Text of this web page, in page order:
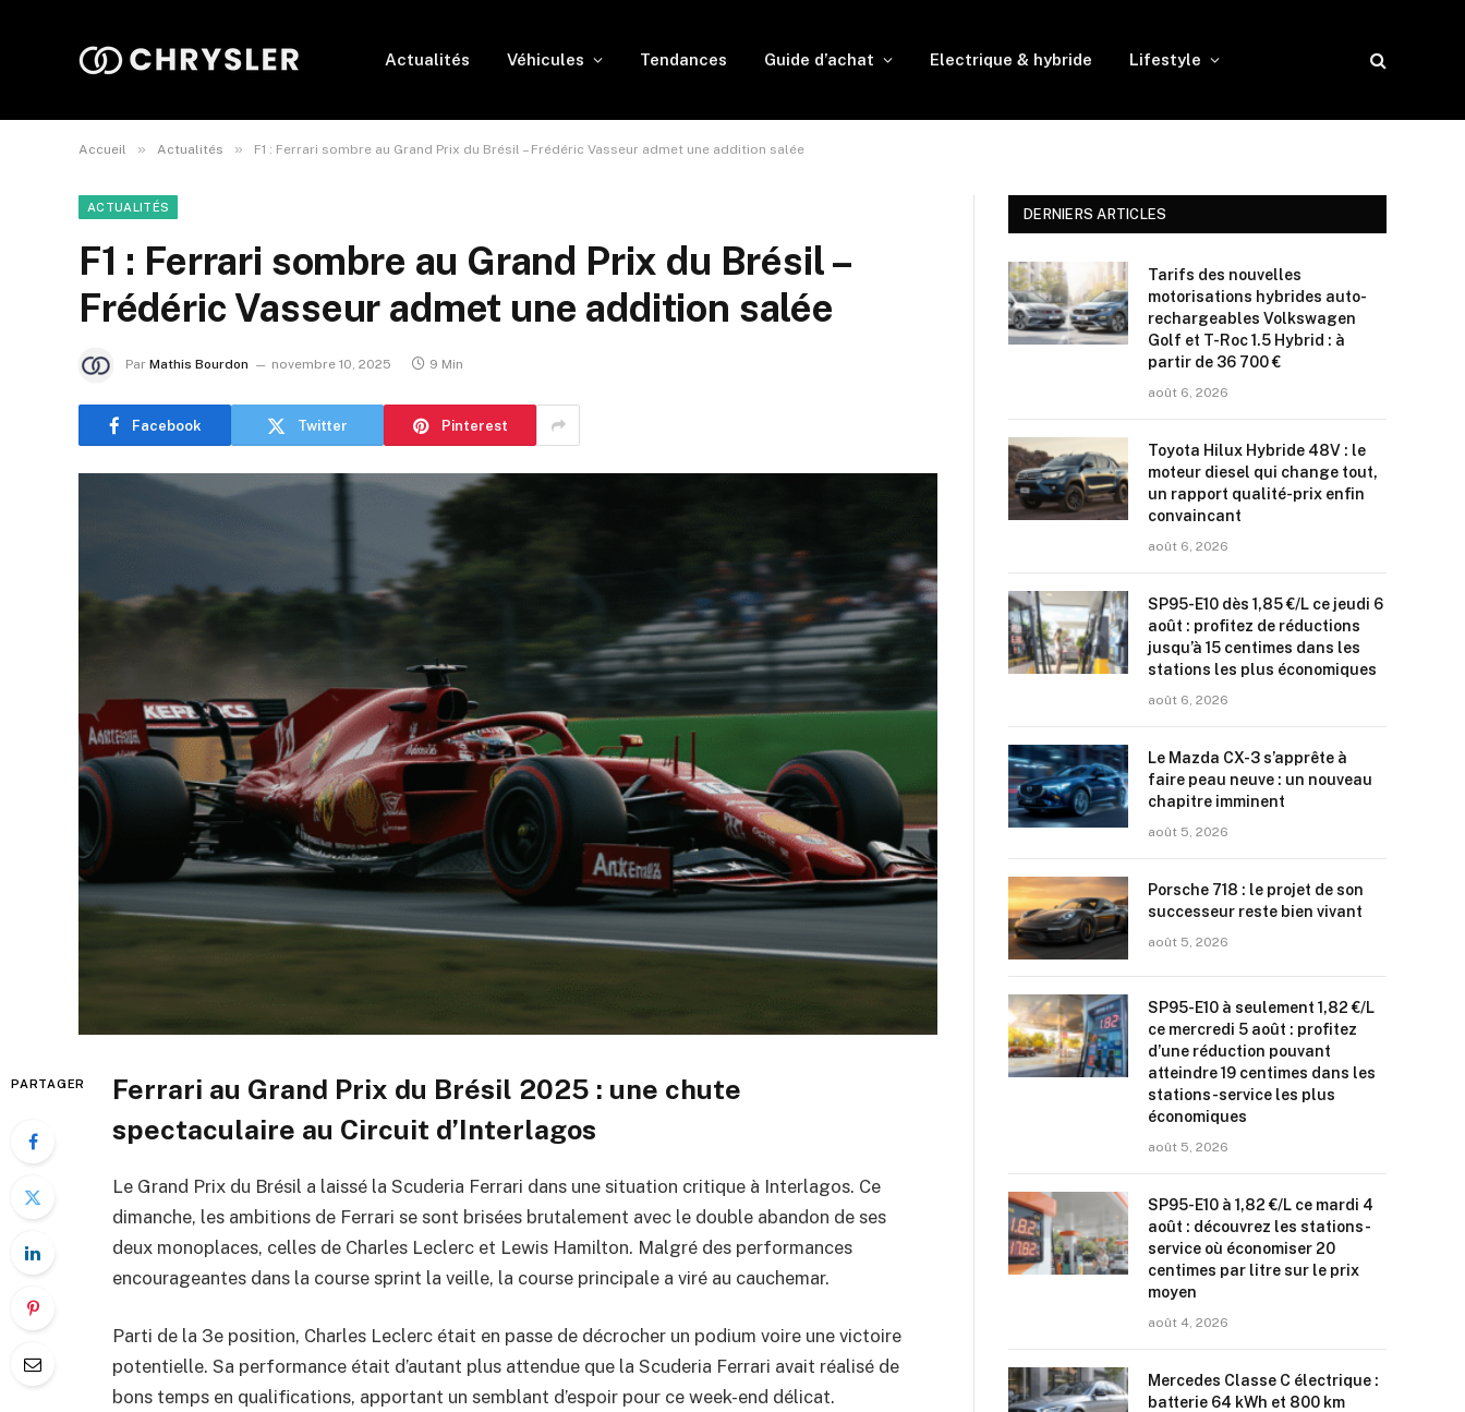
Actualités Véhicules Tendances Guide d’achat Electrique & hybride Lifestyle
Accueil » Actualités » F1 : Ferrari sombre au Grand Prix du Brésil – Frédéric Vasseur admet une addition salée
ACTUALITÉS
F1 : Ferrari sombre au Grand Prix du Brésil –
Frédéric Vasseur admet une addition salée
Par Mathis Bourdon novembre 10, 2025 9 Min
Facebook Twitter Pinterest
PARTAGER
Ferrari au Grand Prix du Brésil 2025 : une chute
spectaculaire au Circuit d’Interlagos
Le Grand Prix du Brésil a laissé la Scuderia Ferrari dans une situation critique à Interlagos. Ce
dimanche, les ambitions de Ferrari se sont brisées brutalement avec le double abandon de ses
deux monoplaces, celles de Charles Leclerc et Lewis Hamilton. Malgré des performances
encourageantes dans la course sprint la veille, la course principale a viré au cauchemar.
Parti de la 3e position, Charles Leclerc était en passe de décrocher un podium voire une victoire
potentielle. Sa performance était d’autant plus attendue que la Scuderia Ferrari avait réalisé de
bons temps en qualifications, apportant un semblant d’espoir pour ce week-end délicat.
DERNIERS ARTICLES
Tarifs des nouvelles
motorisations hybrides auto-
rechargeables Volkswagen
Golf et T-Roc 1.5 Hybrid : à
partir de 36 700 €
août 6, 2026
Toyota Hilux Hybride 48V : le
moteur diesel qui change tout,
un rapport qualité-prix enfin
convaincant
août 6, 2026
SP95-E10 dès 1,85 €/L ce jeudi 6
août : profitez de réductions
jusqu’à 15 centimes dans les
stations les plus économiques
août 6, 2026
Le Mazda CX-3 s’apprête à
faire peau neuve : un nouveau
chapitre imminent
août 5, 2026
Porsche 718 : le projet de son
successeur reste bien vivant
août 5, 2026
SP95-E10 à seulement 1,82 €/L
ce mercredi 5 août : profitez
d’une réduction pouvant
atteindre 19 centimes dans les
stations-service les plus
économiques
août 5, 2026
SP95-E10 à 1,82 €/L ce mardi 4
août : découvrez les stations-
service où économiser 20
centimes par litre sur le prix
moyen
août 4, 2026
Mercedes Classe C électrique :
batterie 64 kWh et 800 km